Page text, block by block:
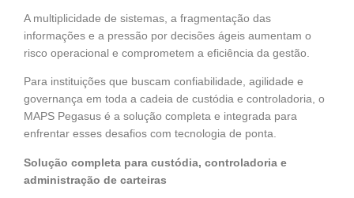
A multiplicidade de sistemas, a fragmentação das
informações e a pressão por decisões ágeis aumentam o
risco operacional e comprometem a eficiência da gestão.
Para instituições que buscam confiabilidade, agilidade e
governança em toda a cadeia de custódia e controladoria, o
MAPS Pegasus é a solução completa e integrada para
enfrentar esses desafios com tecnologia de ponta.
Solução completa para custódia, controladoria e
administração de carteiras